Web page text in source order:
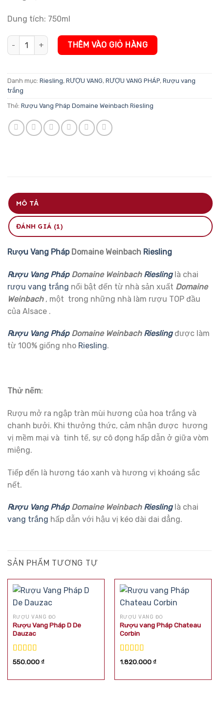
Dung tích: 750ml
Rượu Vang Pháp Domaine Weinbach Riesling số lượng
THÊM VÀO GIỎ HÀNG
Danh mục: Riesling, RƯỢU VANG, RƯỢU VANG PHÁP, Rượu vang
trắng
Thẻ: Rượu Vang Pháp Domaine Weinbach Riesling
MÔ TẢ
ĐÁNH GIÁ (1)
Rượu Vang PhápDomaine Weinbach Riesling
Rượu Vang PhápDomaine Weinbach Rieslinglà chai
rượu vang trắng nổi bật đến từ nhà sản xuất Domaine
Weinbach, một trong những nhà làm rượu TOP đầu
của Alsace .
Rượu Vang PhápDomaine Weinbach Rieslingđược làm
từ 100% giống nho Riesling.
Thử nếm:
Rượu mở ra ngập tràn mùi hương của hoa trắng và
chanh bưởi. Khi thưởng thức, cảm nhận được hương
vị mềm mại và tinh tế, sự cô đọng hấp dẫn ở giữa vòm
miệng.
Tiếp đến là hương táo xanh và hương vị khoáng sắc
nết.
Rượu Vang PhápDomaine Weinbach Rieslinglà chai
vang trắng hấp dẫn với hậu vị kéo dài dai dẳng.
SẢN PHẨM TƯƠNG TỰ
RƯỢU VANG ĐỎ
Rượu Vang Pháp D De
Dauzac
Được xếp
550.000₫
RƯỢU VANG ĐỎ
Rượu vang Pháp Chateau
Corbin
Được xếp
1.820.000₫